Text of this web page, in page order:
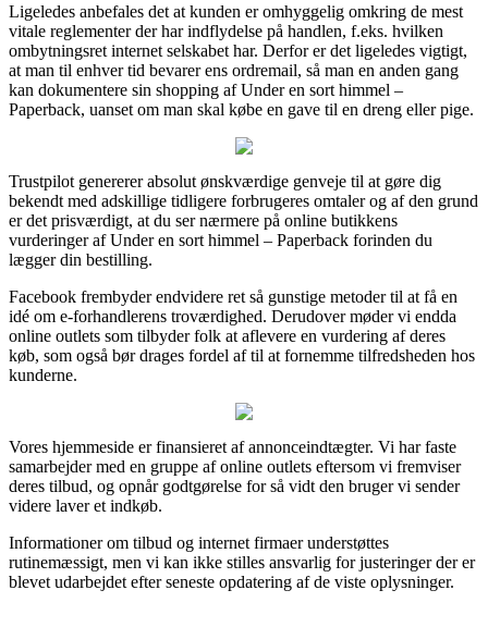
Ligeledes anbefales det at kunden er omhyggelig omkring de mest
vitale reglementer der har indflydelse på handlen, f.eks. hvilken
ombytningsret internet selskabet har. Derfor er det ligeledes vigtigt,
at man til enhver tid bevarer ens ordremail, så man en anden gang
kan dokumentere sin shopping af Under en sort himmel –
Paperback, uanset om man skal købe en gave til en dreng eller pige.
Trustpilot genererer absolut ønskværdige genveje til at gøre dig
bekendt med adskillige tidligere forbrugeres omtaler og af den grund
er det prisværdigt, at du ser nærmere på online butikkens
vurderinger af Under en sort himmel – Paperback forinden du
lægger din bestilling.
Facebook frembyder endvidere ret så gunstige metoder til at få en
idé om e-forhandlerens troværdighed. Derudover møder vi endda
online outlets som tilbyder folk at aflevere en vurdering af deres
køb, som også bør drages fordel af til at fornemme tilfredsheden hos
kunderne.
Vores hjemmeside er finansieret af annonceindtægter. Vi har faste
samarbejder med en gruppe af online outlets eftersom vi fremviser
deres tilbud, og opnår godtgørelse for så vidt den bruger vi sender
videre laver et indkøb.
Informationer om tilbud og internet firmaer understøttes
rutinemæssigt, men vi kan ikke stilles ansvarlig for justeringer der er
blevet udarbejdet efter seneste opdatering af de viste oplysninger.